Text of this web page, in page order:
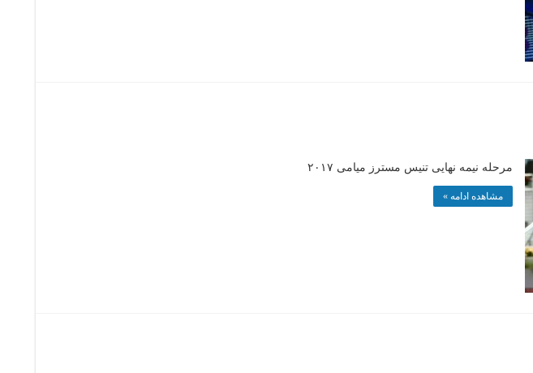
مرحله نیمه نهایی تنیس مسترز میامی ۲۰۱۷
مشاهده ادامه »